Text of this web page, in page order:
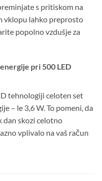
s pritiskom na
vklopu lahko preprosto
popolno vzdušje za
pri 500 LED
tehnologiji celoten set
– le 3,6 W. To pomeni, da
dan skozi celotno
vplivalo na vaš račun